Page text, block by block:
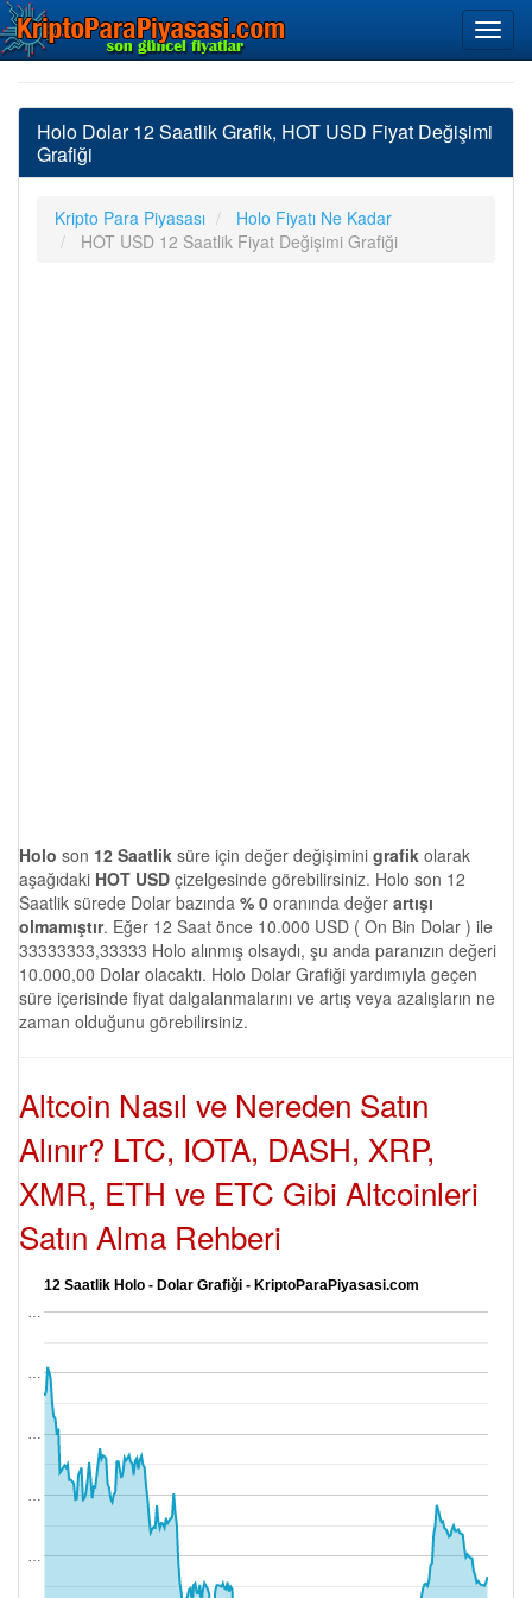
Holo Dolar 12 Saatlik Grafik, HOT USD Fiyat Değişimi
Grafiği
Kripto Para Piyasası
Holo Fiyatı Ne Kadar
HOT USD 12 Saatlik Fiyat Değişimi Grafiği
Holo son 12 Saatlik süre için değer değişimini grafik olarak
aşağıdaki HOT USD çizelgesinde görebilirsiniz. Holo son 12
Saatlik sürede Dolar bazında % 0 oranında değer artışı
olmamıştır. Eğer 12 Saat önce 10.000 USD ( On Bin Dolar ) ile
33333333,33333 Holo alınmış olsaydı, şu anda paranızın değeri
10.000,00 Dolar olacaktı. Holo Dolar Grafiği yardımıyla geçen
süre içerisinde fiyat dalgalanmalarını ve artış veya azalışların ne
zaman olduğunu görebilirsiniz.
Altcoin Nasıl ve Nereden Satın
Alınır? LTC, IOTA, DASH, XRP,
XMR, ETH ve ETC Gibi Altcoinleri
Satın Alma Rehberi
12 Saatlik Holo - Dolar Grafiği - KriptoParaPiyasasi.com
…
…
…